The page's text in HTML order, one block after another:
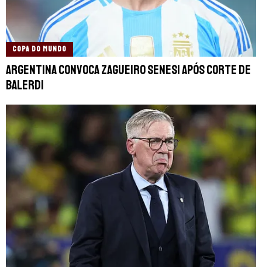
COPA DO MUNDO
Argentina convoca zagueiro Senesi após corte de
Balerdi